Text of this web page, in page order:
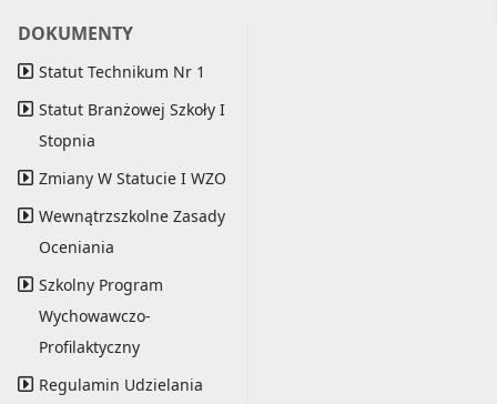
DOKUMENTY
Statut Technikum Nr 1
Statut Branżowej Szkoły I
Stopnia
Zmiany W Statucie I WZO
Wewnątrzszkolne Zasady
Oceniania
Szkolny Program
Wychowawczo-
Profilaktyczny
Regulamin Udzielania